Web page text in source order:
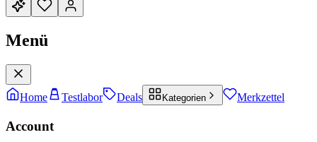
Menü
Home Testlabor Deals Kategorien Merkzettel
Account